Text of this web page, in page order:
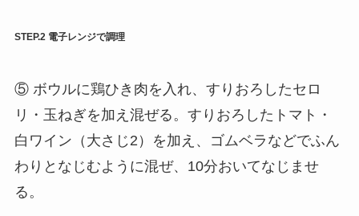
STEP.2 電子レンジで調理
⑤ ボウルに鶏ひき肉を入れ、すりおろしたセロ
リ・玉ねぎを加え混ぜる。すりおろしたトマト・
白ワイン（大さじ2）を加え、ゴムベラなどでふん
わりとなじむように混ぜ、10分おいてなじませ
る。